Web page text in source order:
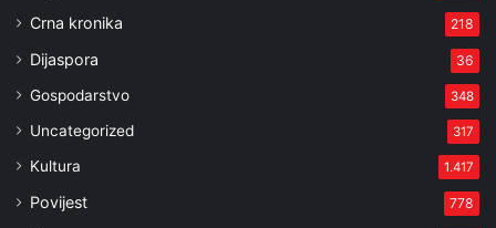
Crna kronika 218
Dijaspora 36
Gospodarstvo 348
Uncategorized 317
Kultura 1.417
Povijest 778